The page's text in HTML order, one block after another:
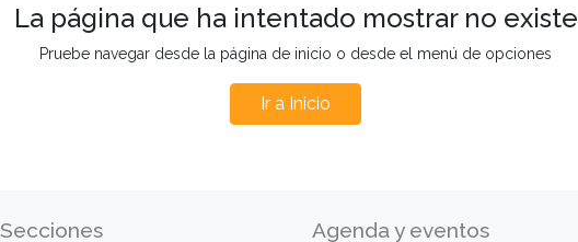
La página que ha intentado mostrar no existe
Pruebe navegar desde la página de inicio o desde el menú de opciones
Ir a Inicio
Secciones Agenda y eventos